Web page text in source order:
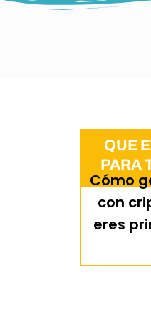
QUE
PARA
Cómo
con
eres